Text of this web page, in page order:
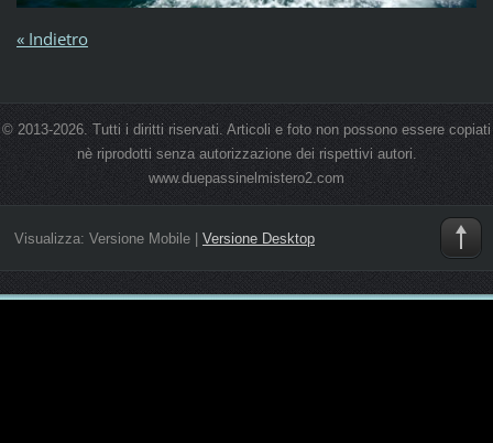
« Indietro
© 2013-2026. Tutti i diritti riservati. Articoli e foto non possono essere copiati
nè riprodotti senza autorizzazione dei rispettivi autori.
www.duepassinelmistero2.com
Visualizza: Versione Mobile| Versione Desktop